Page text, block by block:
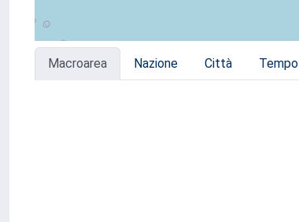
Macroarea Nazione Città Tempo